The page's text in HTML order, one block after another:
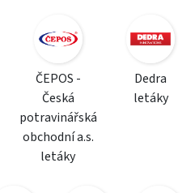
ČEPOS -
Česká
potravinářská
obchodní a.s.
letáky
Dedra
letáky